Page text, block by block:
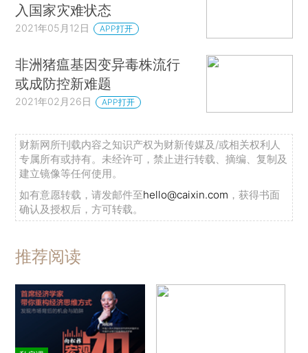
入国家灾难状态
2021年05月12日 APP打开
非洲猪瘟基因变异毒株流行
或成防控新难题
2021年02月26日 APP打开
财新网所刊载内容之知识产权为财新传媒及/或相关权利人
专属所有或持有。未经许可，禁止进行转载、摘编、复制及
建立镜像等任何使用。
如有意愿转载，请发邮件至hello@caixin.com ，获得书面
确认及授权后，方可转载。
推荐阅读